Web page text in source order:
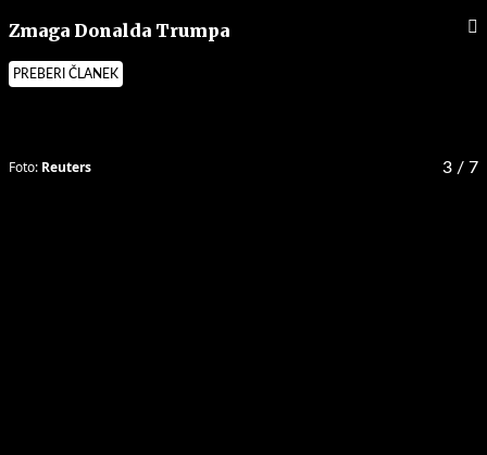
Zmaga Donalda Trumpa
PREBERI ČLANEK
3 / 7
Foto: Reuters